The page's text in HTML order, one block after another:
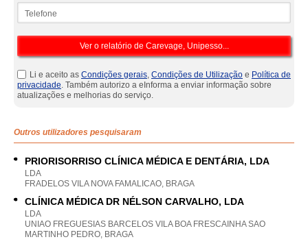
Li e aceito as Condições gerais, Condições de Utilização e Política de
privacidade. Também autorizo a eInforma a enviar informação sobre
atualizações e melhorias do serviço.
Outros utilizadores pesquisaram
PRIORISORRISO CLÍNICA MÉDICA E DENTÁRIA, LDA
LDA
FRADELOS VILA NOVA FAMALICAO, BRAGA
CLÍNICA MÉDICA DR NÉLSON CARVALHO, LDA
LDA
UNIAO FREGUESIAS BARCELOS VILA BOA FRESCAINHA SAO
MARTINHO PEDRO, BRAGA